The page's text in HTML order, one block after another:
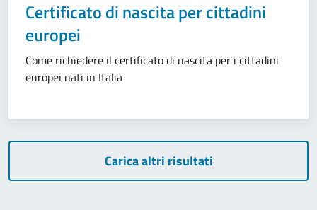
Certificato di nascita per cittadini
europei
Come richiedere il certificato di nascita per i cittadini
europei nati in Italia
Carica altri risultati